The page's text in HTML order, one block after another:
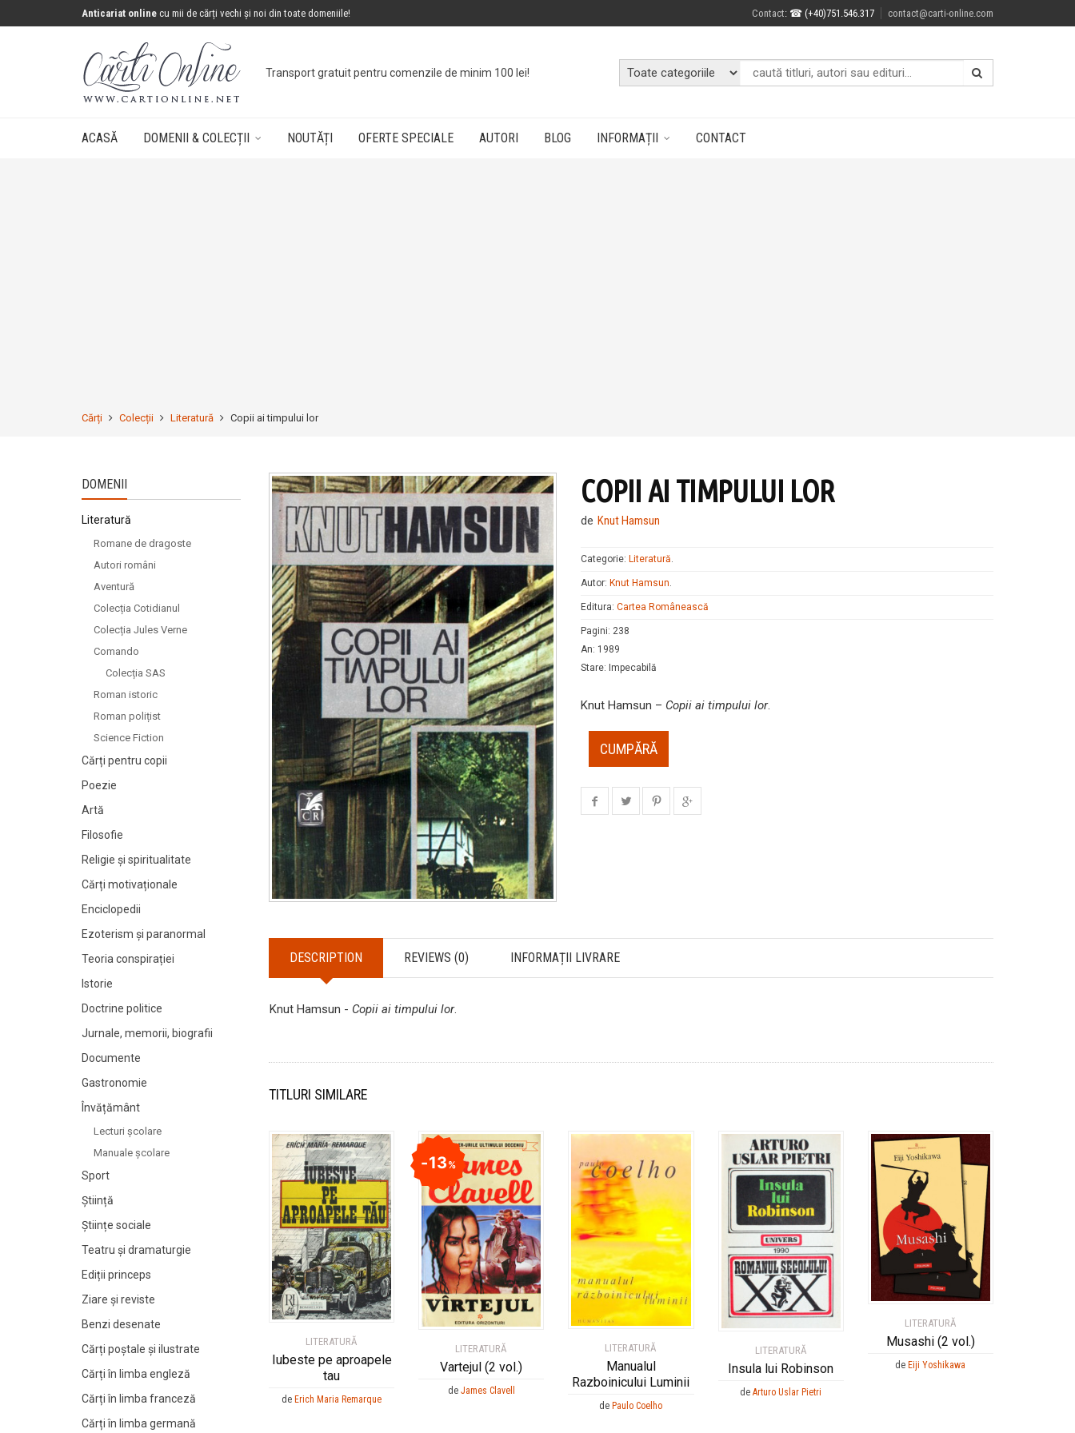
Anticariat online cu mii de cărți vechi și noi din toate domeniile! Contact: ☎ (+40)751.546.317 contact@carti-online.com
Transport gratuit pentru comenzile de minim 100 lei!
ACASĂ DOMENII & COLECȚII NOUTĂȚI OFERTE SPECIALE AUTORI BLOG INFORMAȚII CONTACT
Cărți Colecții Literatură Copii ai timpului lor
COPII AI TIMPULUI LOR
de Knut Hamsun
Categorie: Literatură.
Autor: Knut Hamsun.
Editura: Cartea Românească
Pagini: 238
An: 1989
Stare: Impecabilă
Knut Hamsun – Copii ai timpului lor.
CUMPĂRĂ
DESCRIPTION REVIEWS (0) INFORMAȚII LIVRARE
Knut Hamsun - Copii ai timpului lor.
TITLURI SIMILARE
LITERATURĂ
Iubeste pe aproapele
tau
de Erich Maria Remarque
LITERATURĂ
Vartejul (2 vol.)
13%
de James Clavell
LITERATURĂ
Manualul
Razboinicului Luminii
de Paulo Coelho
LITERATURĂ
Insula lui Robinson
deArturo Uslar Pietri
LITERATURĂ
Musashi (2 vol.)
de Eiji Yoshikawa
DOMENII
Literatură
Romane de dragoste
Autori români
Aventură
Colecția Cotidianul
Colecția Jules Verne
Comando
Colecția SAS
Roman istoric
Roman polițist
Science Fiction
Cărți pentru copii
Poezie
Artă
Filosofie
Religie și spiritualitate
Cărți motivaționale
Enciclopedii
Ezoterism și paranormal
Teoria conspirației
Istorie
Doctrine politice
Jurnale, memorii, biografii
Documente
Gastronomie
Învățământ
Lecturi şcolare
Manuale şcolare
Sport
Știință
Științe sociale
Teatru și dramaturgie
Ediții princeps
Ziare şi reviste
Benzi desenate
Cărți poștale și ilustrate
Cărți în limba engleză
Cărți în limba franceză
Cărți în limba germană